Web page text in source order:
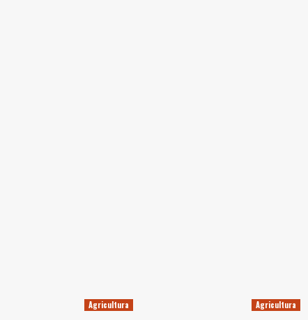
Agricultura Agricultura